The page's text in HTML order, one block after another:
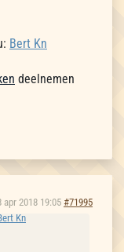
Bert Kn
deelnemen
apr 2018 19:05#71995
Kn